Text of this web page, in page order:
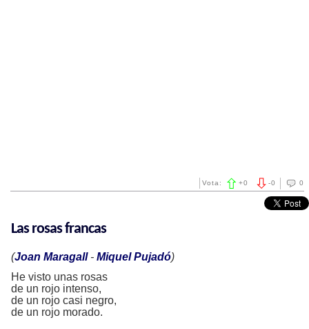
0
-0
Vota: +0
Las rosas francas
(Joan Maragall- Miquel Pujadó)
He visto unas rosas
de un rojo intenso,
de un rojo casi negro,
de un rojo morado.